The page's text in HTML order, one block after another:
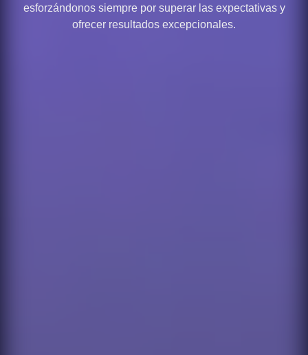
esforzándonos siempre por superar las expectativas y
ofrecer resultados excepcionales.